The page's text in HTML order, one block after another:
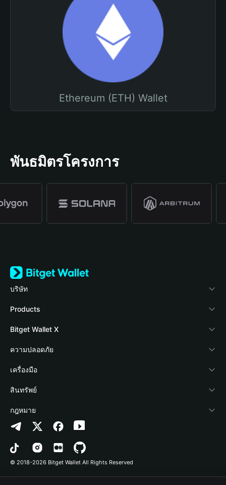
Ethereum (ETH) Wallet
พันธมิตรโครงการ
บริษัท
เกี่ยวกับ Bitget Wallet
Blog
Academy
ข่าวสารด้านคริปโต
ศูนย์ช่วยเหลือ
ติดต่อเรา
ทรัพยากรข้อมูลของแบรนด์
อาชีพ
Products
Crypto Card
Stablecoin Earn
Payfi Crypto
Crypto Swap API
Altcoin Season Index
Prediction Markets
DApp
Bitget Wallet X
นักพัฒนา
เชื่อมต่อ Wallet
Bitget Wallet Pay
ลิสต์โปรเจกต์
ความปลอดภัย
Protection Fund
เทคโนโลยีความปลอดภัย
เครื่องมือ
ซื้อคริปโต
การตรวจจับการอนุญาต
การตรวจจับสัญญา
การโอนเป็นชุด
สินทรัพย์
Arbitrum
Avalanche
Bitcoin
กฎหมาย
นโยบายความเป็นส่วนตัว
ข้อตกลงในการใช้บริการ
© 2018-2026 Bitget Wallet All Rights Reserved